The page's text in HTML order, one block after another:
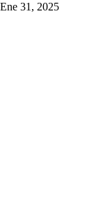
Ene 31, 2025